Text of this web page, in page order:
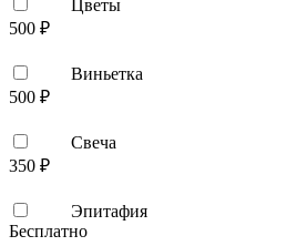
Цветы
500 ₽
Виньетка
500 ₽
Свеча
350 ₽
Эпитафия
Бесплатно